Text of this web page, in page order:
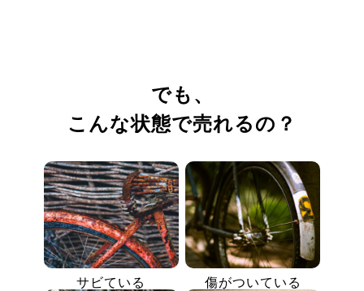
でも、
こんな状態で売れるの？
サビている 傷がついている